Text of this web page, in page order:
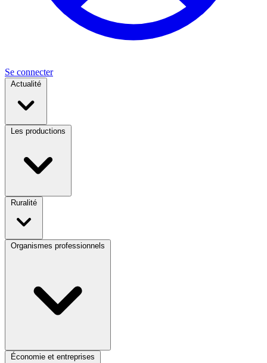
Se connecter
Actualité
Les productions
Ruralité
Organismes professionnels
Économie et entreprises